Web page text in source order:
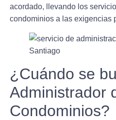
acordado,
llevando los
condominios a las exigencias
¿Cuándo se
Administrador
Condominios?